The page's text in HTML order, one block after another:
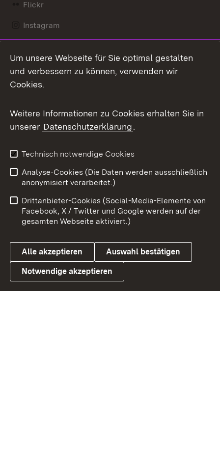
Flickr
Instagram
Mastodon
Messenger
Social Wall
X / Twitter
Youtube
Link zum Landesportal
Benutzungshinweise
Barrierefreiheit
Datenschutz
Cookies
Um unsere Webseite für Sie optimal gestalten
und verbessern zu können, verwenden wir
Cookies.
Weitere Informationen zu Cookies erhalten Sie in
unserer Datenschutzerklärung.
Technisch notwendige Cookies
Analyse-Cookies (Die Daten werden ausschließlich
anonymisiert verarbeitet.)
Drittanbieter-Cookies (Social-Media-Elemente von
Facebook, X / Twitter und Google werden auf der
gesamten Webseite aktiviert.)
Alle akzeptieren Auswahl bestätigen
Notwendige akzeptieren